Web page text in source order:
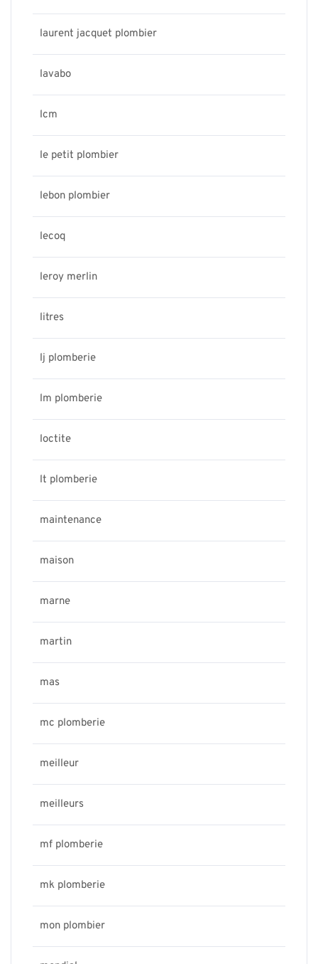
laurent jacquet plombier
lavabo
lcm
le petit plombier
lebon plombier
lecoq
leroy merlin
litres
lj plomberie
lm plomberie
loctite
lt plomberie
maintenance
maison
marne
martin
mas
mc plomberie
meilleur
meilleurs
mf plomberie
mk plomberie
mon plombier